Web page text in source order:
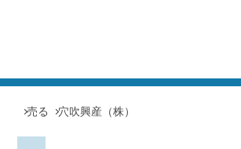
売る 穴吹興産（株）